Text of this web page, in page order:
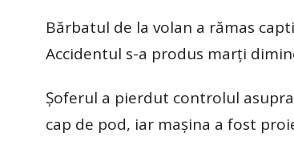
Bărbatul de la volan a rămas
Accidentul s-a produs marți
Șoferul a pierdut controlul
cap de pod, iar maşina a fost